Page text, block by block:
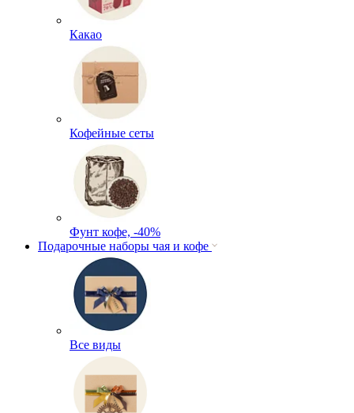
Какао
Кофейные сеты
Фунт кофе, -40%
Подарочные наборы чая и кофе
Все виды